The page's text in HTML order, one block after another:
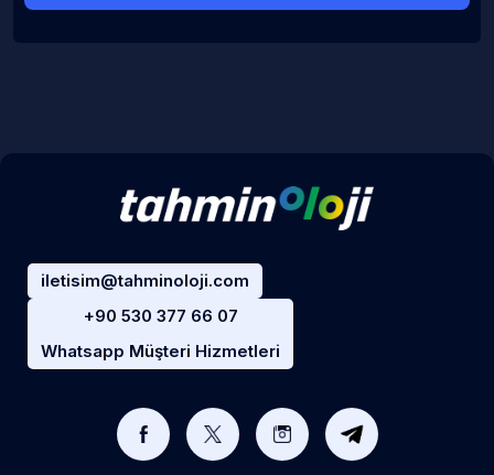
iletisim@tahminoloji.com
+90 530 377 66 07
Whatsapp Müşteri Hizmetleri